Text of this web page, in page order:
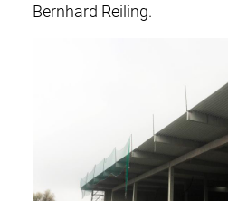
Bernhard Reiling.